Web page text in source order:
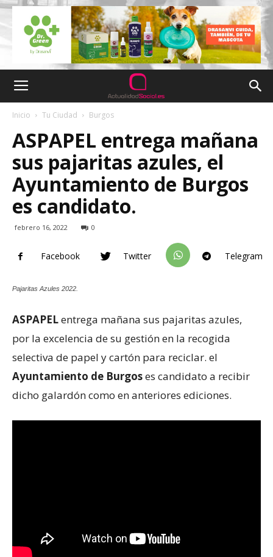
Inicio Tu Ciudad Burgos
ASPAPEL entrega mañana
sus pajaritas azules, el
Ayuntamiento de Burgos
es candidato.
febrero 16, 2022 0
Facebook Twitter Telegram
Pajaritas Azules 2022.
ASPAPELentrega mañana sus pajaritas azules,
por la excelencia de su gestión en la recogida
selectiva de papel y cartón para reciclar. el
Ayuntamiento de Burgoses candidato a recibir
dicho galardón como en anteriores ediciones.